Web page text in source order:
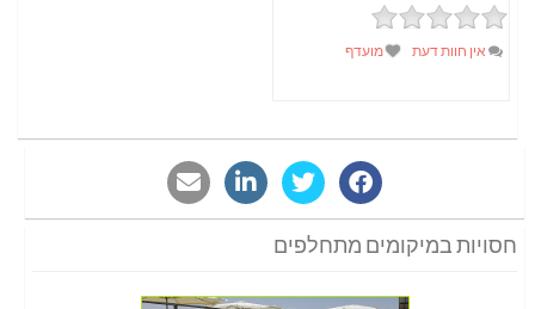
אין חוות דעת מועדף
חסויות במיקומים מתחלפים